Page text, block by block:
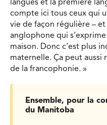
langues et la première
compte ici tous ceux qui
vie de façon régulière –
anglophone qui
maison. Donc c’est plus
maternelle. Ça peut aussi
de la francophonie. »
Ensemble, pour la
du Manitoba